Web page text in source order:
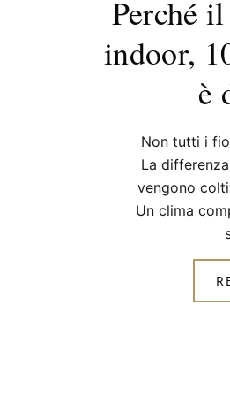
Perché
indoor,
è
Non tutti i
La
vengono
Un clima